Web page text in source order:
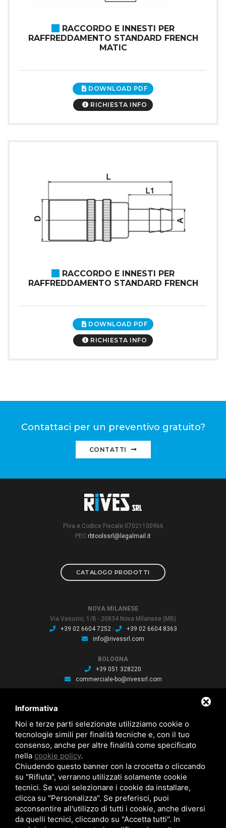
RACCORDO E INNESTI PER
RAFFREDDAMENTO STANDARD FRENCH
MATIC
DOWNLOAD PDF
RICHIESTA INFO
RACCORDO E INNESTI PER
RAFFREDDAMENTO STANDARD FRENCH
DOWNLOAD PDF
RICHIESTA INFO
Contattaci per un preventivo gratuito?
CONTATTI
P.Iva e Codice Fiscale 07021100966
PEC rbtoolssrl@legalmail.it
CATALOGO PRODOTTI
NOVA MILANESE
Via Vesuvio, 1/B - 20834 Nova Milanese (MB)
+39 02 6604 7252-
+39 02 6604 8363
info@rivessrl.com
BOLOGNA
+39 051 328220
commerciale-bo@rivessrl.com
commerciale-pn@rivessrl.com
ULTIME NEWS
Nuova BP smart installata: Nuova BP smart installata
Nuova bussola Agathon: Nuova bussola Agathon per stampaggio
plastica
Brochure saldatura: Brochure saldatura Lase one WS fili per saldatura
Informativa
Noi e terze parti selezionate utilizziamo cookie o
tecnologie simili per finalità tecniche e, con il tuo
consenso, anche per altre finalità come specificato
nella cookie policy.
Chiudendo questo banner con la crocetta o cliccando
su "Rifiuta", verranno utilizzati solamente cookie
tecnici. Se vuoi selezionare i cookie da installare,
clicca su "Personalizza". Se preferisci, puoi
acconsentire all'utilizzo di tutti i cookie, anche diversi
da quelli tecnici, cliccando su "Accetta tutti". In